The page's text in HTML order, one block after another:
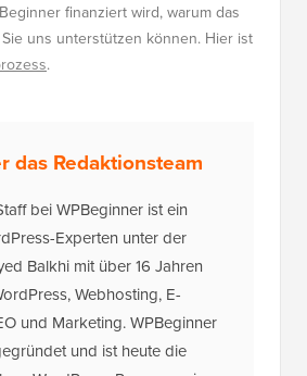
finanziert wird, warum das
uns unterstützen können. Hier ist
.
das Redaktionsteam
bei WPBeginner ist ein
Experten unter der
Balkhi mit über 16 Jahren
Webhosting, E-
und Marketing. WPBeginner
und ist heute die